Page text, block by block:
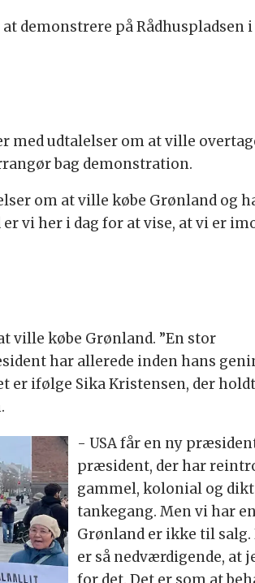
demonstrere på Rådhuspladsen i
udtalelser om at ville
bag demonstration.
om at ville købe Grønland og
vi her i dag for at vise, at vi er
ville købe Grønland. ”En stor
har allerede inden hans
er ifølge Sika Kristensen, der
- USA får en ny
præsident, der har
gammel, kolonial og
tankegang. Men vi har
Grønland er ikke til salg.
er så nedværdigende, at